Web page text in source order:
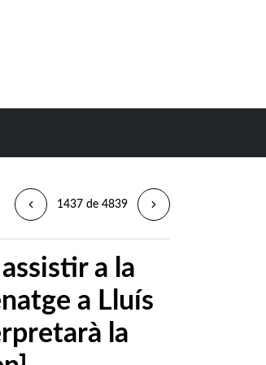
1437 de 4839
a la
a Lluís
la